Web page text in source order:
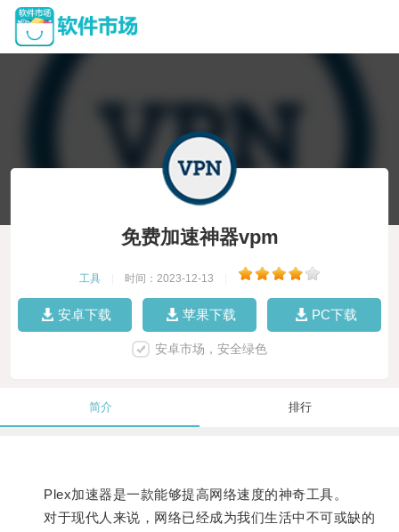
免费加速神器vpm
工具 时间：2023-12-13
安卓下载 苹果下载 PC下载
安卓市场，安全绿色
简介 排行
Plex加速器是一款能够提高网络速度的神奇工具。
对于现代人来说，网络已经成为我们生活中不可或缺的